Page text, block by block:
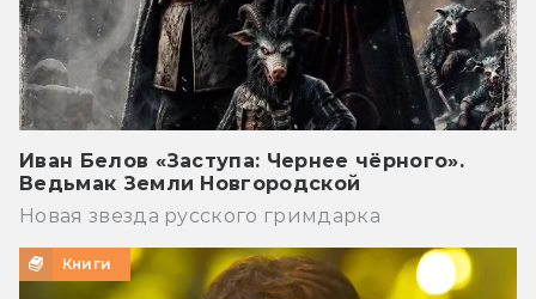
Иван Белов «Заступа: Чернее чёрного».
Ведьмак Земли Новгородской
Новая звезда русского гримдарка
Книги